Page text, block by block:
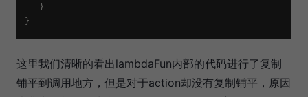
   }
这里我们清晰的看出lambdaFun内部的代码进行了复制
铺平到调用地方，但是对于action却没有复制铺平，原因